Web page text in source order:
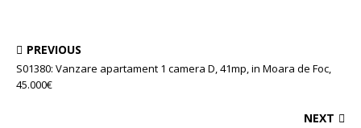
PREVIOUS
S01380: Vanzare apartament 1 camera D, 41mp, in Moara de Foc,
45.000€
NEXT